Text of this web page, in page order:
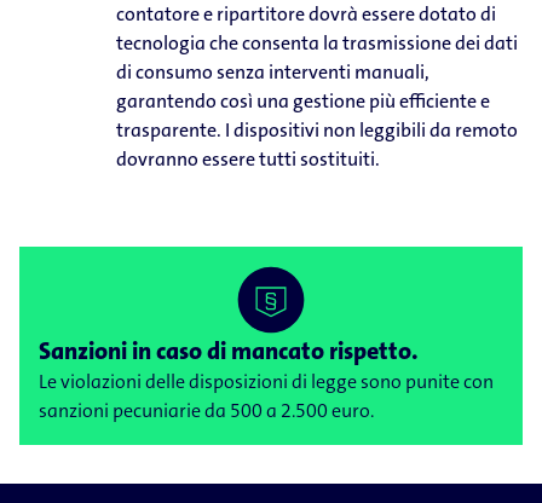
contatore e ripartitore dovrà essere dotato di
tecnologia che consenta la trasmissione dei dati
di consumo senza interventi manuali,
garantendo così una gestione più efficiente e
trasparente. I dispositivi non leggibili da remoto
dovranno essere tutti sostituiti.
Sanzioni in caso di mancato rispetto.
Le violazioni delle disposizioni di legge sono punite con
sanzioni pecuniarie da 500 a 2.500 euro.